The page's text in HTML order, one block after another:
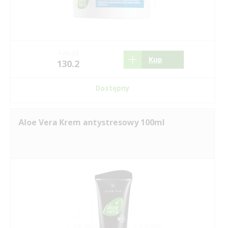
130.2 Kup
Dostępny
Aloe Vera Krem antystresowy 100ml